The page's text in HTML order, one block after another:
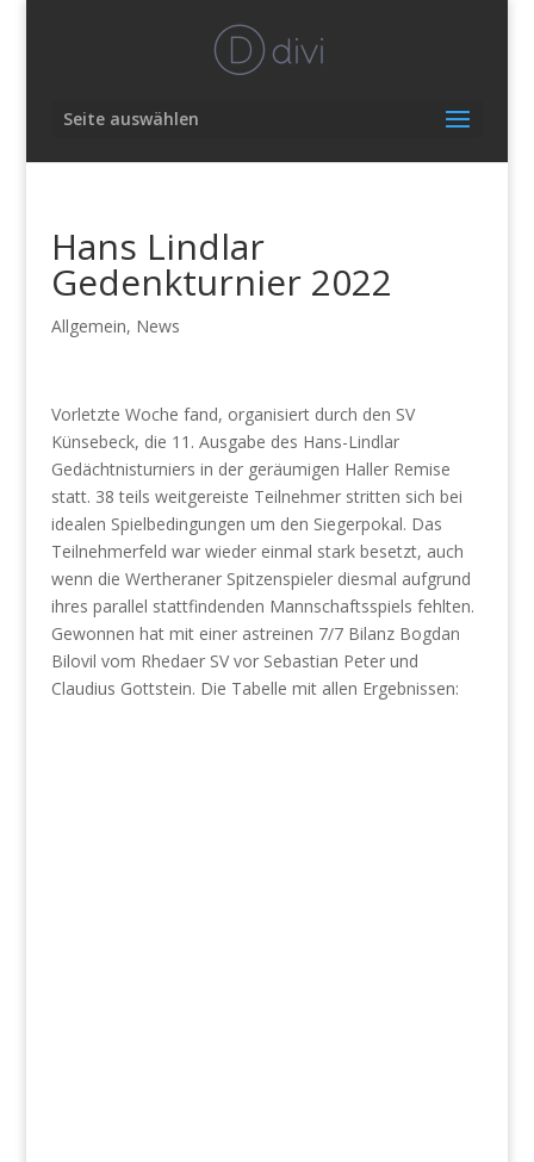
Seite auswählen
Hans Lindlar
Gedenkturnier 2022
Allgemein, News
Vorletzte Woche fand, organisiert durch den SV
Künsebeck, die 11. Ausgabe des Hans-Lindlar
Gedächtnisturniers in der geräumigen Haller Remise
statt. 38 teils weitgereiste Teilnehmer stritten sich bei
idealen Spielbedingungen um den Siegerpokal. Das
Teilnehmerfeld war wieder einmal stark besetzt, auch
wenn die Wertheraner Spitzenspieler diesmal aufgrund
ihres parallel stattfindenden Mannschaftsspiels fehlten.
Gewonnen hat mit einer astreinen 7/7 Bilanz Bogdan
Bilovil vom Rhedaer SV vor Sebastian Peter und
Claudius Gottstein. Die Tabelle mit allen Ergebnissen: